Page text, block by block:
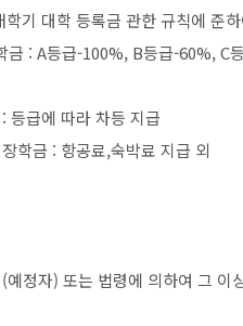
학기 대학 등록금 관한 규칙에 준
금 : A등급-100%, B등급-60%, C
: 등급에 따라 차등 지급
학금 : 항공료,숙박료 지급 외
(예정자) 또는 법령에 의하여 그 이